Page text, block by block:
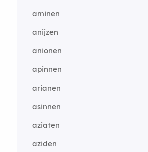
aminen
anijzen
anionen
apinnen
arianen
asinnen
aziaten
aziden